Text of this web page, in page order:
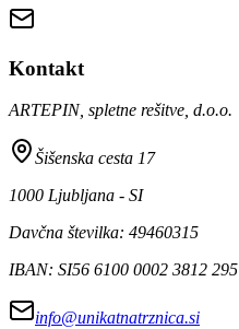
Kontakt
ARTEPIN, spletne rešitve, d.o.o.
Šišenska cesta 17
1000 Ljubljana - SI
Davčna številka: 49460315
IBAN: SI56 6100 0002 3812 295
info@unikatnatrznica.si